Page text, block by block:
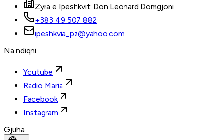
Zyra e Ipeshkvit: Don Leonard Domgjoni
+383 49 507 882
ipeshkvia_pz@yahoo.com
Na ndiqni
Youtube
Radio Maria
Facebook
Instagram
Gjuha